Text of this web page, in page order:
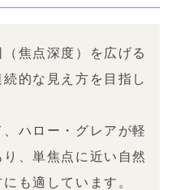
焦点深度）を広げる
的な見え方を目指し
ハロー・グレアが軽
、単焦点に近い自然
も適しています。